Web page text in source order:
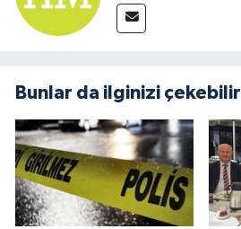
Bunlar da ilginizi çekebilir